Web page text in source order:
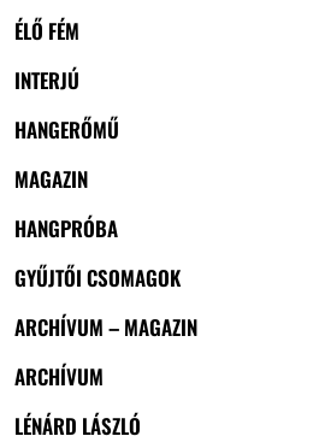
ÉLŐ FÉM
INTERJÚ
HANGERŐMŰ
MAGAZIN
HANGPRÓBA
GYŰJTŐI CSOMAGOK
ARCHÍVUM – MAGAZIN
ARCHÍVUM
LÉNÁRD LÁSZLÓ